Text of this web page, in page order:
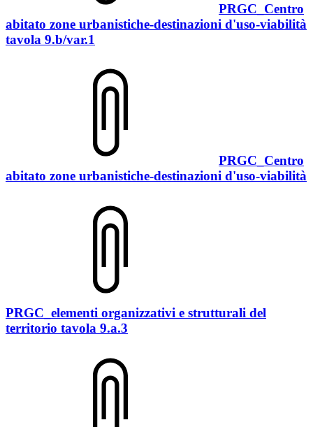
PRGC_Centro
abitato zone urbanistiche-destinazioni d'uso-viabilità
tavola 9.b/var.1
PRGC_Centro
abitato zone urbanistiche-destinazioni d'uso-viabilità
PRGC_elementi organizzativi e strutturali del
territorio tavola 9.a.3